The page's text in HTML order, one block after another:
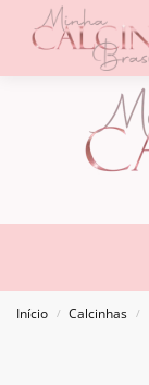
Início / Calcinhas /